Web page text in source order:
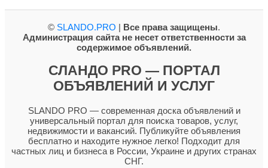
© SLANDO.PRO | Все права защищены.
Администрация сайта не несет ответственности за
содержимое объявлений.
СЛАНДО PRO — ПОРТАЛ
ОБЪЯВЛЕНИЙ И УСЛУГ
SLANDO PRO — современная доска объявлений и
универсальный портал для поиска товаров, услуг,
недвижимости и вакансий. Публикуйте объявления
бесплатно и находите нужное легко! Подходит для
частных лиц и бизнеса в России, Украине и других странах
СНГ.